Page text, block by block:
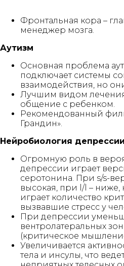
Фронтальная кора –
менеджер мозга.
Аутизм
Основная проблема
подключает системы
взаимодействия, но
Лучшим видом
общение с ребенком.
Рекомендованный
Грандин».
Нейробиология депрессии
Огромную роль в
депрессии играет
серотонина. При s/s-
высокая, при l/l –
играет количество
вызвавшие стресс у
При депрессии
вентролатеральных
(критическое
Увеличивается
тела и инсулы, что